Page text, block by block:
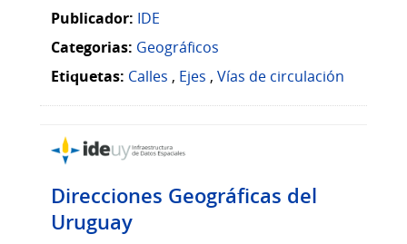
Publicador: IDE
Categorias: Geográficos
Etiquetas: Calles , Ejes , Vías de circulación
Direcciones Geográficas del
Uruguay